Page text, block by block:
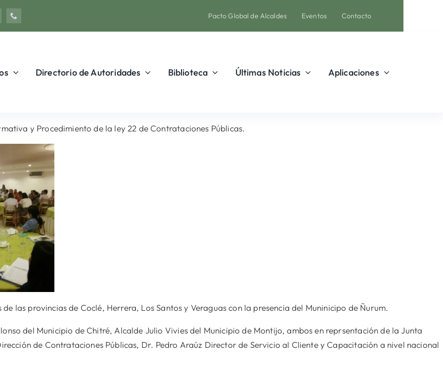
Pacto Global de Alcaldes Eventos Contacto
Directorio de Autoridades Biblioteca Últimas Noticias Aplicaciones
y Procedimiento de la ley 22 de Contrataciones Públicas.
las provincias de Coclé, Herrera, Los Santos y Veraguas con la presencia del Muninicipo de Ñurum.
del Municipio de Chitré, Alcalde Julio Vivies del Municipio de Montijo, ambos en reprsentación de la Junta
de Contrataciones Públicas, Dr. Pedro Araúz Director de Servicio al Cliente y Capacitación a nivel nacional